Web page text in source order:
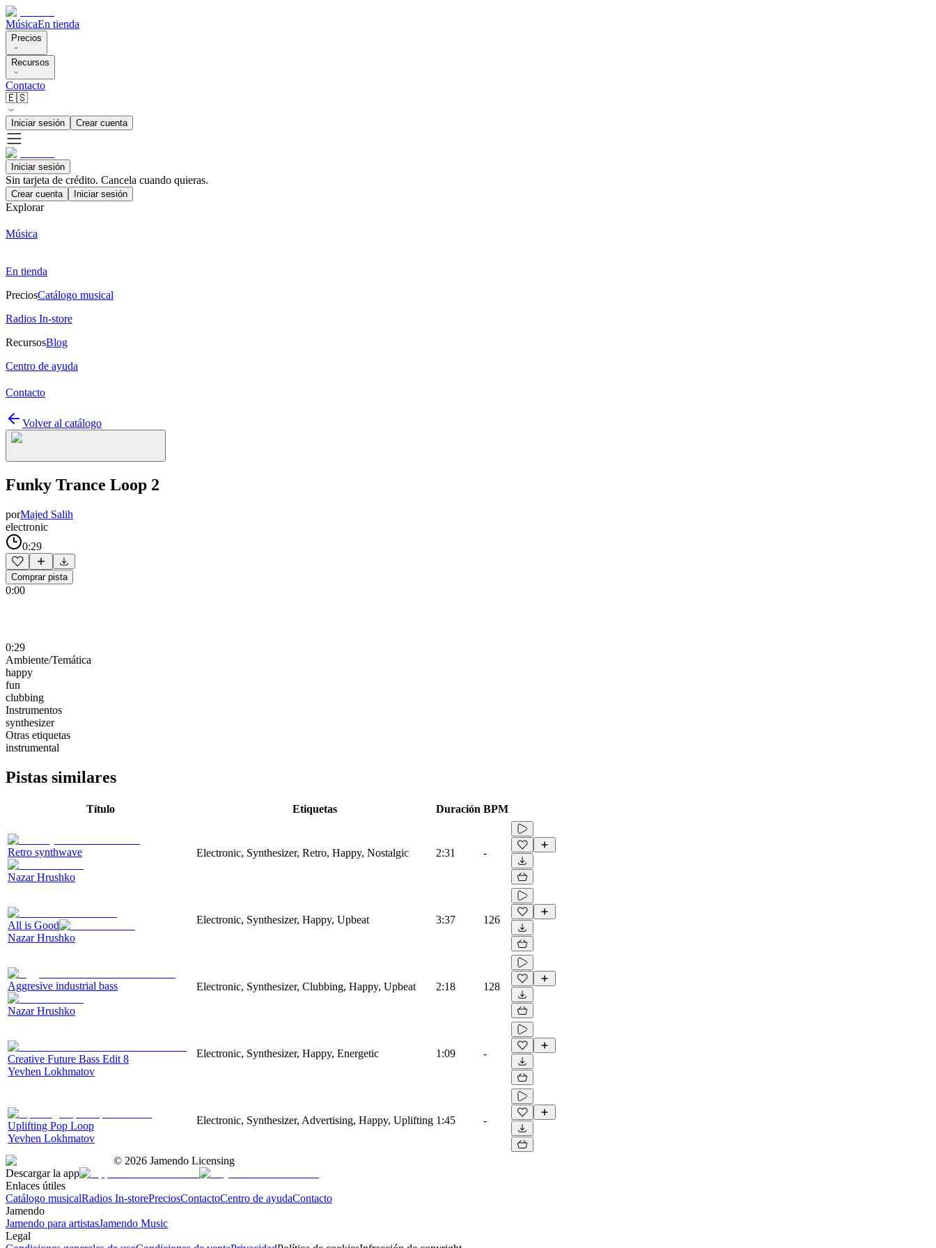
MúsicaEn tienda
Precios
Recursos
Contacto
🇪🇸
Iniciar sesión Crear cuenta
Iniciar sesión
Sin tarjeta de crédito. Cancela cuando quieras.
Crear cuenta Iniciar sesión
Explorar
Música
En tienda
PreciosCatálogo musical
Radios In-store
RecursosBlog
Centro de ayuda
Contacto
Volver al catálogo
Funky Trance Loop 2
porMajed Salih
electronic
0:29
Comprar pista
0:00
0:29
Ambiente/Temática
happy
fun
clubbing
Instrumentos
synthesizer
Otras etiquetas
instrumental
Pistas similares
Título Etiquetas Duración BPM
Retro synthwave
Nazar Hrushko
Electronic, Synthesizer, Retro, Happy, Nostalgic 2:31 -
All is Good
Nazar Hrushko
Electronic, Synthesizer, Happy, Upbeat 3:37 126
Aggresive industrial bass
Nazar Hrushko
Electronic, Synthesizer, Clubbing, Happy, Upbeat 2:18 128
Creative Future Bass Edit 8
Yevhen Lokhmatov
Electronic, Synthesizer, Happy, Energetic 1:09 -
Uplifting Pop Loop
Yevhen Lokhmatov
Electronic, Synthesizer, Advertising, Happy, Uplifting 1:45 -
© 2026 Jamendo Licensing
Descargar la app
Enlaces útiles
Catálogo musicalRadios In-storePreciosContactoCentro de ayudaContacto
Jamendo
Jamendo para artistasJamendo Music
Legal